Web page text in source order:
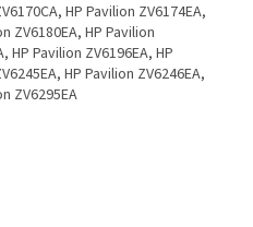
HP Pavilion ZV6174EA,
ZV6180EA, HP Pavilion
HP Pavilion ZV6196EA, HP
HP Pavilion ZV6246EA,
ZV6295EA